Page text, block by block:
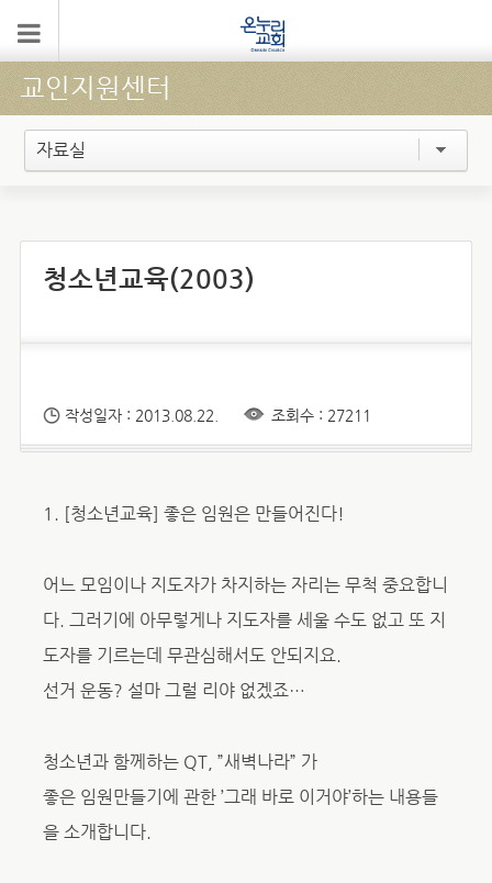
교인지원센터
자료실
청소년교육(2003)
작성일자 : 2013.08.22. 조회수 : 27211
1. [청소년교육] 좋은 임원은 만들어진다!
어느 모임이나 지도자가 차지하는 자리는 무척 중요합니
다. 그러기에 아무렇게나 지도자를 세울 수도 없고 또 지
도자를 기르는데 무관심해서도 안되지요.
선거 운동? 설마 그럴 리야 없겠죠…
청소년과 함께하는 QT, ”새벽나라” 가
좋은 임원만들기에 관한 ’그래 바로 이거야’하는 내용들
을 소개합니다.